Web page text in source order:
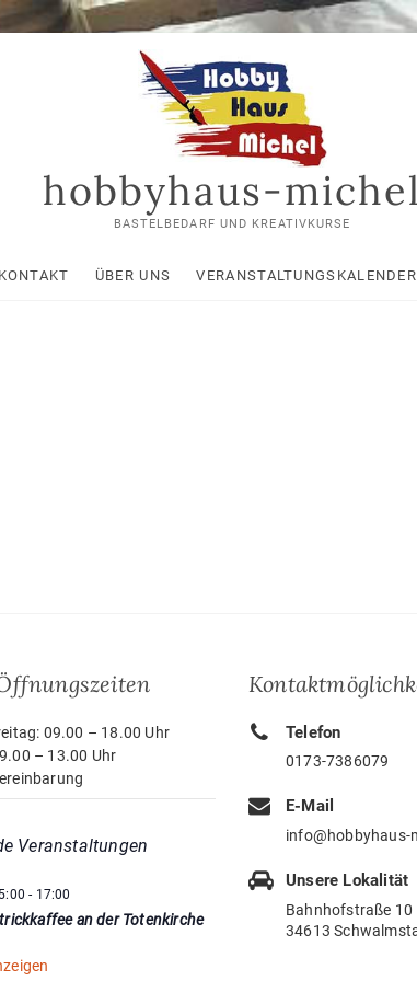
hobbyhaus-michel
BASTELBEDARF UND KREATIVKURSE
KONTAKT ÜBER UNS VERANSTALTUNGSKALENDER
09.00 – 18.00 Uhr
– 13.00 Uhr
Veranstaltungen
- 17:00
an der Totenkirche
Telefon
0173-7386079
E-Mail
info@hobbyhaus-
Unsere Lokalität
Bahnhofstraße 10
34613